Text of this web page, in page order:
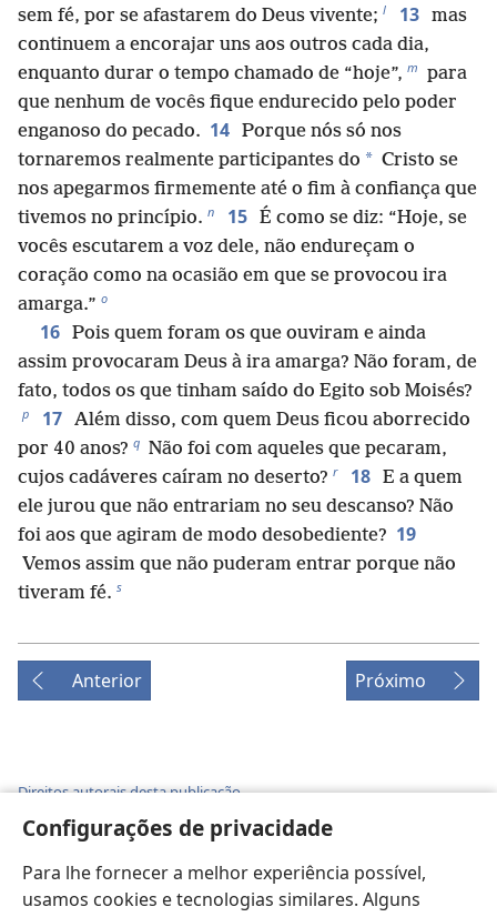
Configurações de privacidade
Para lhe fornecer a melhor experiência possível,
usamos cookies e tecnologias similares. Alguns
sem fé, por se afastarem do Deus vivente; l 13 mas
continuem a encorajar uns aos outros cada dia,
enquanto durar o tempo chamado de “hoje”, m para
que nenhum de vocês fique endurecido pelo poder
enganoso do pecado. 14 Porque nós só nos
tornaremos realmente participantes do * Cristo se
nos apegarmos firmemente até o fim à confiança que
tivemos no princípio. n 15 É como se diz: “Hoje, se
vocês escutarem a voz dele, não endureçam o
coração como na ocasião em que se provocou ira
amarga.” o
16 Pois quem foram os que ouviram e ainda
assim provocaram Deus à ira amarga? Não foram, de
fato, todos os que tinham saído do Egito sob Moisés?
p 17 Além disso, com quem Deus ficou aborrecido
por 40 anos? q Não foi com aqueles que pecaram,
cujos cadáveres caíram no deserto? r 18 E a quem
ele jurou que não entrariam no seu descanso? Não
foi aos que agiram de modo desobediente? 19
Vemos assim que não puderam entrar porque não
tiveram fé. s
Anterior Próximo
Direitos autorais desta publicação
Copyright©2026Watch Tower Bible and Tract Society of
TERMOS DE USO|POLÍTICA DE PRIVACIDADE|CONFIGURAÇÕES
DE PRIVACIDADE